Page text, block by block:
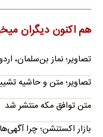
هم اکنون دیگران
تصاویر؛ نماز بن‌سلمان،
تصاویر؛ متن و حاشیه
متن توافق مکه منتشر شد
بازار اکستنشن؛ چرا